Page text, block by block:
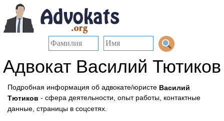
Адвокат Василий Тютиков
Подробная информация об адвокате/юристе Василий
Тютиков - сфера деятельности, опыт работы, контактные
данные, страницы в соцсетях.